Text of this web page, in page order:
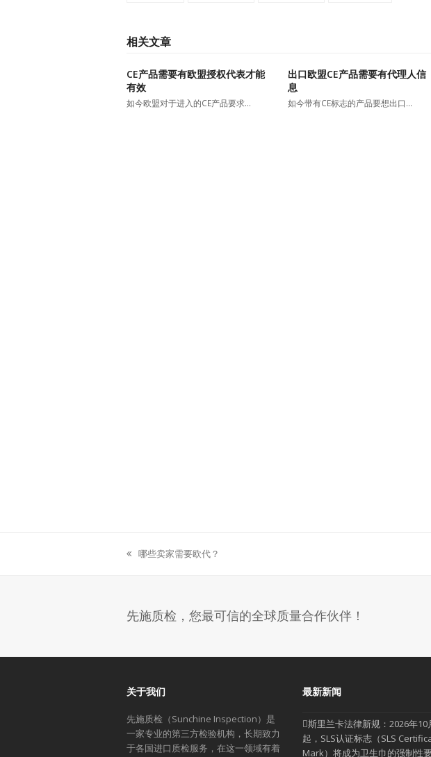
相关文章
CE产品需要有欧盟授权代表才能
有效
如今欧盟对于进入的CE产品要求…
出口欧盟CE产品需要有代理人信
息
如今带有CE标志的产品要想出口…
previous
哪些卖家需要欧代？
先施质检，您最可信的全球质量合作伙伴！
关于我们
先施质检（Sunchine Inspection）是
一家专业的第三方检验机构，长期致力
于各国进口质检服务，在这一领域有着
最新新闻
斯里兰卡法律新规：2026年10
起，SLS认证标志（SLS
Mark）将成为卫生巾的强制性要